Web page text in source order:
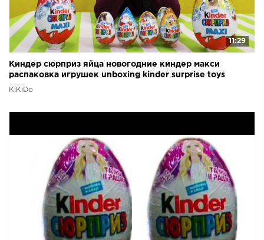
11:29
Киндер сюрприз яйца новогодние киндер макси
распаковка игрушек unboxing kinder surprise toys
KiKiDo